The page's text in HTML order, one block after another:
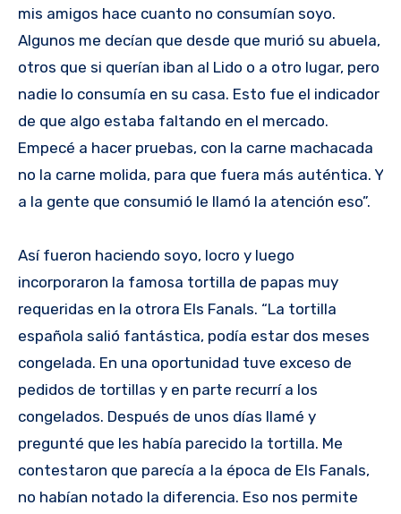
mis amigos hace cuanto no consumían soyo.
Algunos me decían que desde que murió su abuela,
otros que si querían iban al Lido o a otro lugar, pero
nadie lo consumía en su casa. Esto fue el indicador
de que algo estaba faltando en el mercado.
Empecé a hacer pruebas, con la carne machacada
no la carne molida, para que fuera más auténtica. Y
a la gente que consumió le llamó la atención eso”.
Así fueron haciendo soyo, locro y luego
incorporaron la famosa tortilla de papas muy
requeridas en la otrora Els Fanals. “La tortilla
española salió fantástica, podía estar dos meses
congelada. En una oportunidad tuve exceso de
pedidos de tortillas y en parte recurrí a los
congelados. Después de unos días llamé y
pregunté que les había parecido la tortilla. Me
contestaron que parecía a la época de Els Fanals,
no habían notado la diferencia. Eso nos permite